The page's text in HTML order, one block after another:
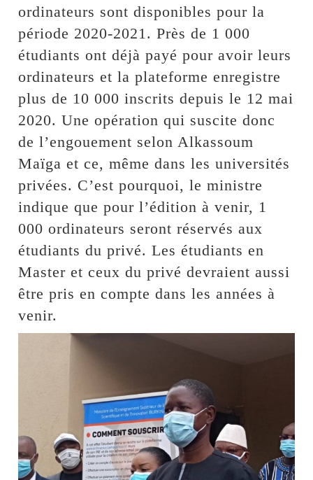
ordinateurs sont disponibles pour la
période 2020-2021. Près de 1 000
étudiants ont déjà payé pour avoir leurs
ordinateurs et la plateforme enregistre
plus de 10 000 inscrits depuis le 12 mai
2020. Une opération qui suscite donc
de l’engouement selon Alkassoum
Maïga et ce, même dans les universités
privées. C’est pourquoi, le ministre
indique que pour l’édition à venir, 1
000 ordinateurs seront réservés aux
étudiants du privé. Les étudiants en
Master et ceux du privé devraient aussi
être pris en compte dans les années à
venir.